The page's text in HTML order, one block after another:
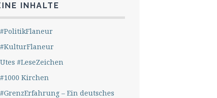
INHALTE
#PolitikFlaneur
#KulturFlaneur
Utes #LeseZeichen
#1000 Kirchen
#GrenzErfahrung – Ein deutsches